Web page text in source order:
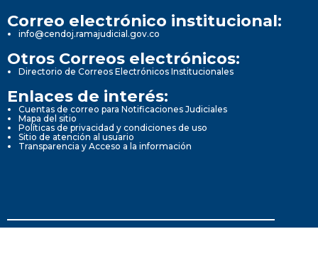
Correo electrónico institucional:
info@cendoj.ramajudicial.gov.co
Otros Correos electrónicos:
Directorio de Correos Electrónicos Institucionales
Enlaces de interés:
Cuentas de correo para Notificaciones Judiciales
Mapa del sitio
Políticas de privacidad y condiciones de uso
Sitio de atención al usuario
Transparencia y Acceso a la información